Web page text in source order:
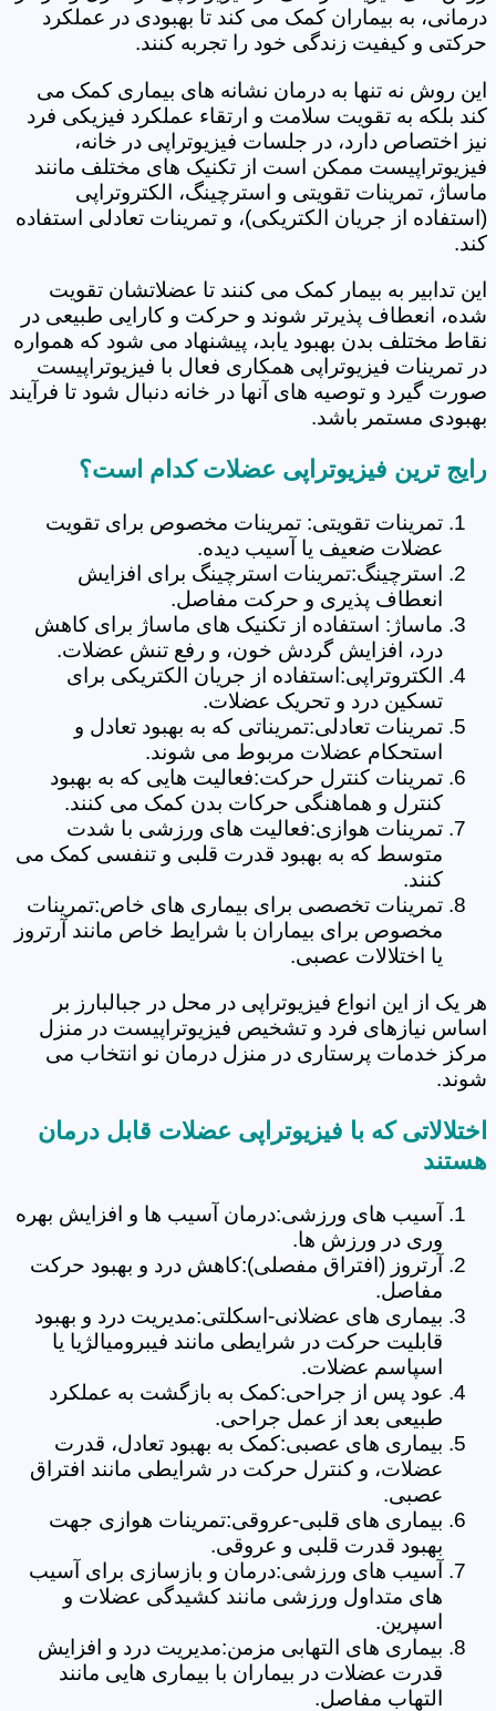
درمانی، به بیماران کمک می کند تا بهبودی در عملکرد
حرکتی و کیفیت زندگی خود را تجربه کنند.
این روش نه تنها به درمان نشانه های بیماری کمک می
کند بلکه به تقویت سلامت و ارتقاء عملکرد فیزیکی فرد
نیز اختصاص دارد، در جلسات فیزیوتراپی در خانه،
فیزیوتراپیست ممکن است از تکنیک های مختلف مانند
ماساژ، تمرینات تقویتی و استرچینگ، الکتروتراپی
(استفاده از جریان الکتریکی)، و تمرینات تعادلی استفاده
کند.
این تدابیر به بیمار کمک می کنند تا عضلاتشان تقویت
شده، انعطاف پذیرتر شوند و حرکت و کارایی طبیعی در
نقاط مختلف بدن بهبود یابد، پیشنهاد می شود که همواره
در تمرینات فیزیوتراپی همکاری فعال با فیزیوتراپیست
صورت گیرد و توصیه های آنها در خانه دنبال شود تا فرآیند
بهبودی مستمر باشد.
رایج ترین فیزیوتراپی عضلات کدام است؟
تمرینات تقویتی: تمرینات مخصوص برای تقویت
عضلات ضعیف یا آسیب دیده.
استرچینگ:تمرینات استرچینگ برای افزایش
انعطاف پذیری و حرکت مفاصل.
ماساژ: استفاده از تکنیک های ماساژ برای کاهش
درد، افزایش گردش خون، و رفع تنش عضلات.
الکتروتراپی:استفاده از جریان الکتریکی برای
تسکین درد و تحریک عضلات.
تمرینات تعادلی:تمریناتی که به بهبود تعادل و
استحکام عضلات مربوط می شوند.
تمرینات کنترل حرکت:فعالیت هایی که به بهبود
کنترل و هماهنگی حرکات بدن کمک می کنند.
تمرینات هوازی:فعالیت های ورزشی با شدت
متوسط که به بهبود قدرت قلبی و تنفسی کمک می
کنند.
تمرینات تخصصی برای بیماری های خاص:تمرینات
مخصوص برای بیماران با شرایط خاص مانند آرتروز
یا اختلالات عصبی.
هر یک از این انواع فیزیوتراپی در محل در جبالبارز بر
اساس نیازهای فرد و تشخیص فیزیوتراپیست در منزل
مرکز خدمات پرستاری در منزل درمان نو انتخاب می
شوند.
اختلالاتی که با فیزیوتراپی عضلات قابل درمان
هستند
آسیب های ورزشی:درمان آسیب ها و افزایش بهره
وری در ورزش ها.
آرتروز (افتراق مفصلی):کاهش درد و بهبود حرکت
مفاصل.
بیماری های عضلانی-اسکلتی:مدیریت درد و بهبود
قابلیت حرکت در شرایطی مانند فیبرومیالژیا یا
اسپاسم عضلات.
عود پس از جراحی:کمک به بازگشت به عملکرد
طبیعی بعد از عمل جراحی.
بیماری های عصبی:کمک به بهبود تعادل، قدرت
عضلات، و کنترل حرکت در شرایطی مانند افتراق
عصبی.
بیماری های قلبی-عروقی:تمرینات هوازی جهت
بهبود قدرت قلبی و عروقی.
آسیب های ورزشی:درمان و بازسازی برای آسیب
های متداول ورزشی مانند کشیدگی عضلات و
اسپرین.
بیماری های التهابی مزمن:مدیریت درد و افزایش
قدرت عضلات در بیماران با بیماری هایی مانند
التهاب مفاصل.